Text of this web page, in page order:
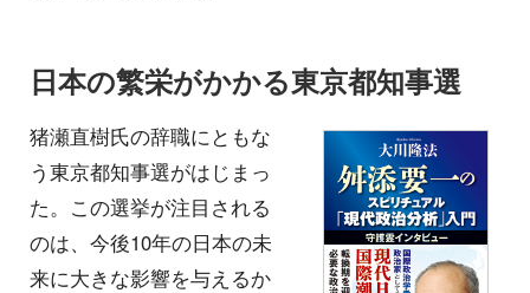
日本の繁栄がかかる東京都知事選
猪瀬直樹氏の辞職にともな
う東京都知事選がはじまっ
た。この選挙が注目される
のは、今後10年の日本の未
来に大きな影響を与えるか